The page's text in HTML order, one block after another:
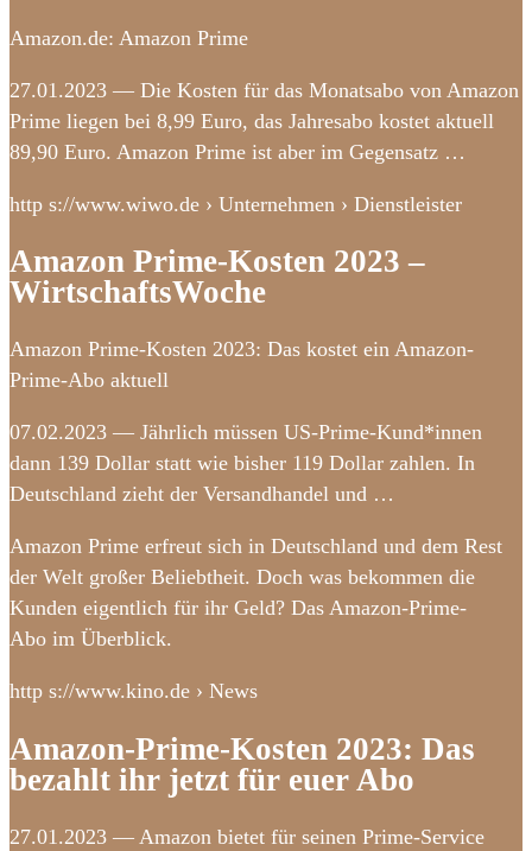
Amazon.de: Amazon Prime
27.01.2023 — Die Kosten für das Monatsabo von Amazon
Prime liegen bei 8,99 Euro, das Jahresabo kostet aktuell
89,90 Euro. Amazon Prime ist aber im Gegensatz …
http s://www.wiwo.de › Unternehmen › Dienstleister
Amazon Prime-Kosten 2023 –
WirtschaftsWoche
Amazon Prime-Kosten 2023: Das kostet ein Amazon-
Prime-Abo aktuell
07.02.2023 — Jährlich müssen US-Prime-Kund*innen
dann 139 Dollar statt wie bisher 119 Dollar zahlen. In
Deutschland zieht der Versandhandel und …
Amazon Prime erfreut sich in Deutschland und dem Rest
der Welt großer Beliebtheit. Doch was bekommen die
Kunden eigentlich für ihr Geld? Das Amazon-Prime-
Abo im Überblick.
http s://www.kino.de › News
Amazon-Prime-Kosten 2023: Das
bezahlt ihr jetzt für euer Abo
27.01.2023 — Amazon bietet für seinen Prime-Service